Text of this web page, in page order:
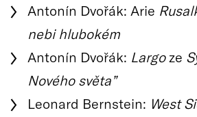
Antonín Dvořák: Arie
nebi hlubokém
Antonín Dvořák: Largoze
Nového světa”
Leonard Bernstein: West